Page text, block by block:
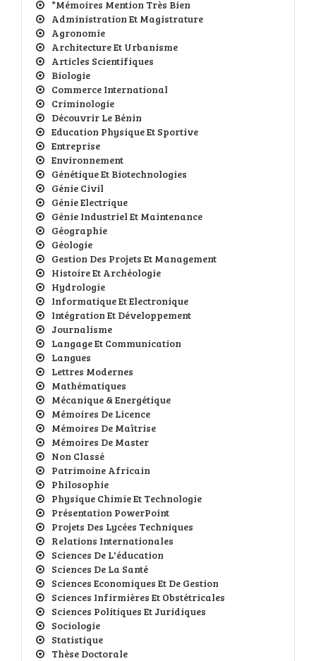
*Mémoires Mention Très Bien
Administration Et Magistrature
Agronomie
Architecture Et Urbanisme
Articles Scientifiques
Biologie
Commerce International
Criminologie
Découvrir Le Bénin
Education Physique Et Sportive
Entreprise
Environnement
Génétique Et Biotechnologies
Génie Civil
Génie Electrique
Génie Industriel Et Maintenance
Géographie
Géologie
Gestion Des Projets Et Management
Histoire Et Archéologie
Hydrologie
Informatique Et Electronique
Intégration Et Développement
Journalisme
Langage Et Communication
Langues
Lettres Modernes
Mathématiques
Mécanique & Energétique
Mémoires De Licence
Mémoires De Maîtrise
Mémoires De Master
Non Classé
Patrimoine Africain
Philosophie
Physique Chimie Et Technologie
Présentation PowerPoint
Projets Des Lycées Techniques
Relations Internationales
Sciences De L'éducation
Sciences De La Santé
Sciences Economiques Et De Gestion
Sciences Infirmières Et Obstétricales
Sciences Politiques Et Juridiques
Sociologie
Statistique
Thèse Doctorale